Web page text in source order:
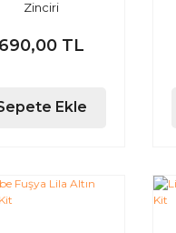
Zinciri
TL
Ekle